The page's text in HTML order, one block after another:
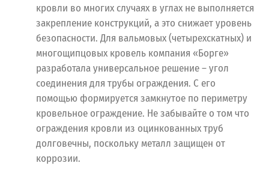
кровли во многих случаях в углах не выполняется
закрепление конструкций, а это снижает уровень
безопасности. Для вальмовых (четырехскатных) и
многощипцовых кровель компания «Борге»
разработала универсальное решение – угол
соединения для трубы ограждения. С его
помощью формируется замкнутое по периметру
кровельное ограждение. Не забывайте о том что
ограждения кровли из оцинкованных труб
долговечны, поскольку металл защищен от
коррозии.